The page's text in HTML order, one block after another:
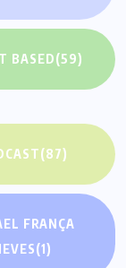
BASED(59)
(87)
FRANÇA
(1)